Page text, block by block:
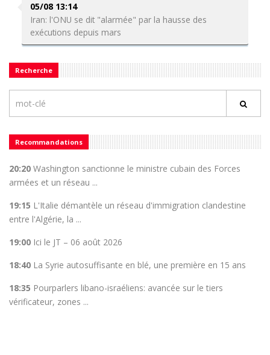
05/08 13:14
Iran: l'ONU se dit "alarmée" par la hausse des
exécutions depuis mars
Recherche
Recommandations
20:20 Washington sanctionne le ministre cubain des Forces
armées et un réseau ...
19:15 L'Italie démantèle un réseau d'immigration clandestine
entre l'Algérie, la ...
19:00 Ici le JT – 06 août 2026
18:40 La Syrie autosuffisante en blé, une première en 15 ans
18:35 Pourparlers libano-israéliens: avancée sur le tiers
vérificateur, zones ...